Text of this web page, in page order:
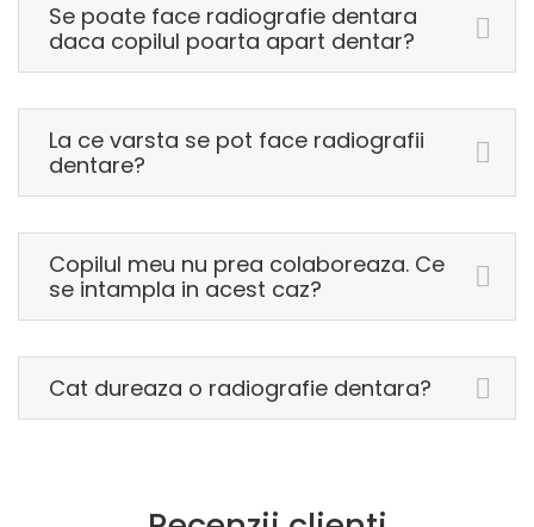
Se poate face radiografie dentara
daca copilul poarta apart dentar?
La ce varsta se pot face radiografii
dentare?
Copilul meu nu prea colaboreaza. Ce
se intampla in acest caz?
Cat dureaza o radiografie dentara?